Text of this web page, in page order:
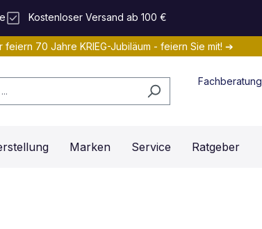
Kostenloser Versand ab 100 €
feiern 70 Jahre KRIEG-Jubiläum - feiern Sie mit! ➔
Fachberatung
Marken Service Ratgeber